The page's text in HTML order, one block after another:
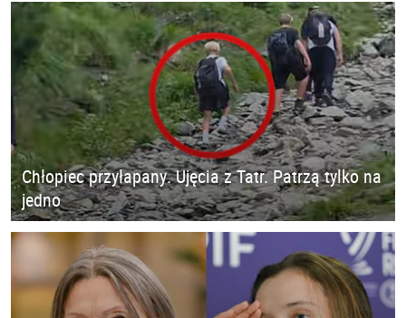
Chłopiec przyłapany. Ujęcia z Tatr. Patrzą tylko na
jedno